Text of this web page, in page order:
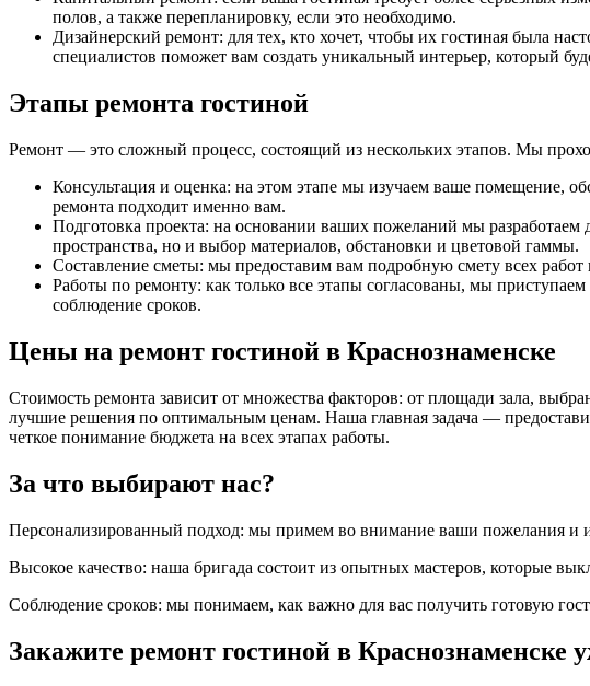
полов, а также перепланировку, если это необходимо.
Дизайнерский ремонт: для тех, кто хочет, чтобы их гостиная была
специалистов поможет вам создать уникальный интерьер, который
Этапы ремонта гостиной
Ремонт — это сложный процесс, состоящий из нескольких этапов. Мы
Консультация и оценка: на этом этапе мы изучаем ваше помещение,
ремонта подходит именно вам.
Подготовка проекта: на основании ваших пожеланий мы разработаем
пространства, но и выбор материалов, обстановки и цветовой гаммы.
Составление сметы: мы предоставим вам подробную смету всех работ
Работы по ремонту: как только все этапы согласованы, мы
соблюдение сроков.
Цены на ремонт гостиной в Краснознаменске
Стоимость ремонта зависит от множества факторов: от площади зала,
лучшие решения по оптимальным ценам. Наша главная задача —
четкое понимание бюджета на всех этапах работы.
За что выбирают нас?
Персонализированный подход: мы примем во внимание ваши пожелания и
Высокое качество: наша бригада состоит из опытных мастеров, которые
Соблюдение сроков: мы понимаем, как важно для вас получить готовую
Закажите ремонт гостиной в Краснознаменске